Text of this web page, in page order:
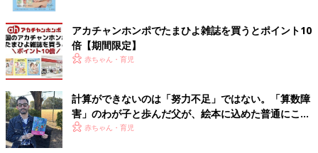
アカチャンホンポでたまひよ雑誌を買うとポイント10
倍【期間限定】
赤ちゃん・育児
計算ができないのは「努力不足」ではない。「算数障
害」のわが子と歩んだ父が、絵本に込めた普通にこだ
わらない勇気
赤ちゃん・育児